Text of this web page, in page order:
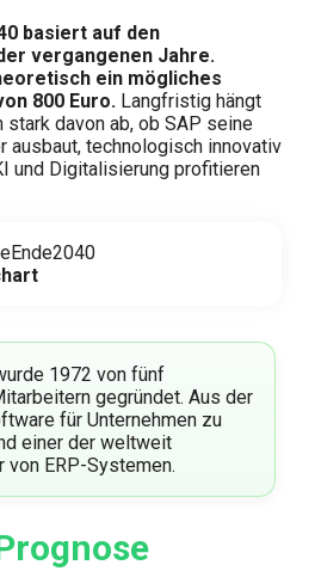
basiert auf den
vergangenen Jahre.
ein mögliches
800 Euro. Langfristig hängt
davon ab, ob SAP seine
technologisch innovativ
und Digitalisierung profitieren
1972 von fünf
gegründet. Aus der
für Unternehmen zu
einer der weltweit
von ERP-Systemen.